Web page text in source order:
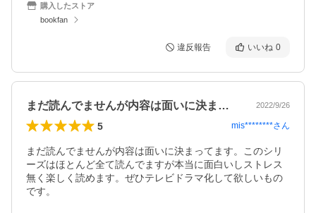
購入したストア
bookfan
違反報告 いいね 0
まだ読んでませんが内容は面いに決まって… 2022/9/26
5 mis********さん
まだ読んでませんが内容は面いに決まってます。このシリ
ーズはほとんど全て読んでますが本当に面白いしストレス
無く楽しく読めます。ぜひテレビドラマ化して欲しいもの
です。